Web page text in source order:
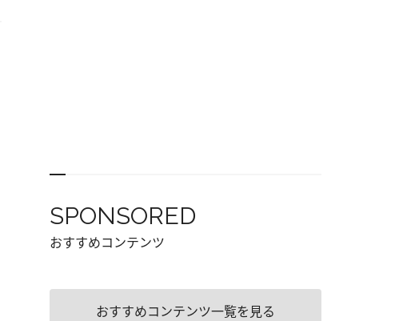
SPONSORED
おすすめコンテンツ
おすすめコンテンツ一覧を見る